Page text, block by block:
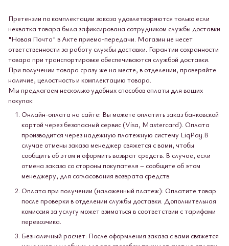
Претензии по комплектации заказа удовлетворяются только если
нехватка товара была зафиксирована сотрудником службы доставки
"Новая Почта" в Акте приема-передачи. Магазин не несет
ответственности за работу службы доставки. Гарантии сохранности
товара при транспортировке обеспечиваются службой доставки.
При получении товара сразу же на месте, в отделении, проверяйте
наличие, целостность и комплектацию товара.
Мы предлагаем несколько удобных способов оплаты для ваших
покупок:
Онлайн-оплата на сайте: Вы можете оплатить заказ банковской
картой через безопасный сервис (Visa, Mastercard). Оплата
производится через надежную платежную систему LiqPay.В
случае отмены заказа менеджер свяжется с вами, чтобы
сообщить об этом и оформить возврат средств. В случае, если
отмена заказа со стороны покупателя – сообщите об этом
менеджеру, для согласования возврата средств.
Оплата при получении (наложенный платеж): Оплатите товар
после проверки в отделении службы доставки. Дополнительная
комиссия за услугу может взиматься в соответствии с тарифами
перевозчика.
Безналичный расчет: После оформления заказа с вами свяжется